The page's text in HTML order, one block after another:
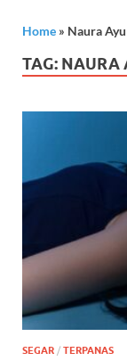
Home » Naura Ayu
TAG: NAURA
SEGAR / TERPANAS